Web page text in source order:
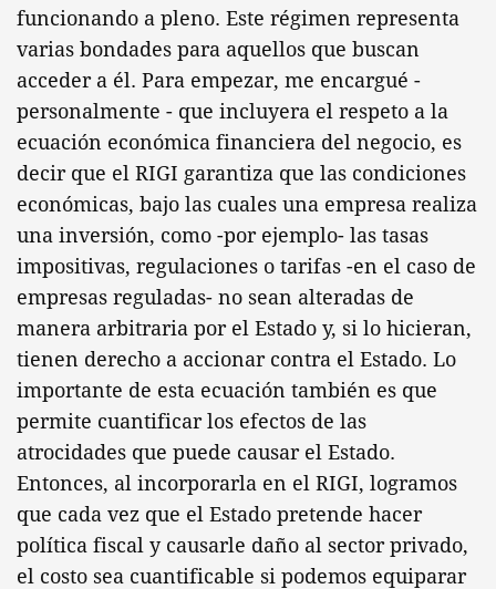
funcionando a pleno. Este régimen representa
varias bondades para aquellos que buscan
acceder a él. Para empezar, me encargué -
personalmente - que incluyera el respeto a la
ecuación económica financiera del negocio, es
decir que el RIGI garantiza que las condiciones
económicas, bajo las cuales una empresa realiza
una inversión, como -por ejemplo- las tasas
impositivas, regulaciones o tarifas -en el caso de
empresas reguladas- no sean alteradas de
manera arbitraria por el Estado y, si lo hicieran,
tienen derecho a accionar contra el Estado. Lo
importante de esta ecuación también es que
permite cuantificar los efectos de las
atrocidades que puede causar el Estado.
Entonces, al incorporarla en el RIGI, logramos
que cada vez que el Estado pretende hacer
política fiscal y causarle daño al sector privado,
el costo sea cuantificable si podemos equiparar